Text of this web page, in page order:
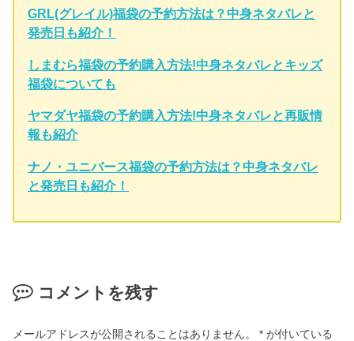
GRL(グレイル)福袋の予約方法は？中身ネタバレと
発売日も紹介！
しまむら福袋の予約購入方法!中身ネタバレとキッズ
福袋についても
ヤマダヤ福袋の予約購入方法!中身ネタバレと再販情
報も紹介
ナノ・ユニバース福袋の予約方法は？中身ネタバレ
と発売日も紹介！
コメントを残す
メールアドレスが公開されることはありません。 * が付いている